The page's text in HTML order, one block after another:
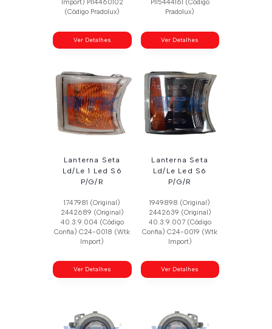
Import) Pl14460102
(Código Pradolux)
Ver Detalhes
Pl15444161 (Código
Pradolux)
Ver Detalhes
Lanterna Seta
Ld/Le 1 Led S6
P/G/R
1747981 (Original)
2442689 (Original)
40.3.9.004 (Código
Confia) C24-0018 (Wtk
Import)
Ver Detalhes
Lanterna Seta
Ld/Le Led S6
P/G/R
1949898 (Original)
2442639 (Original)
40.3.9.007 (Código
Confia) C24-0019 (Wtk
Import)
Ver Detalhes